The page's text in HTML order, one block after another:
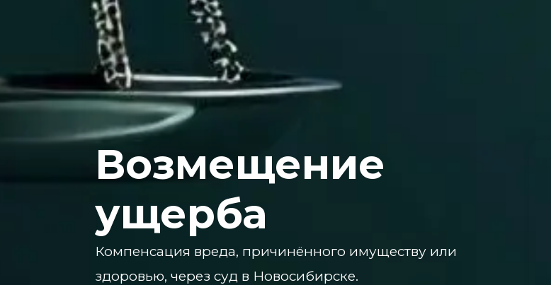
Возмещение
ущерба
Компенсация вреда, причинённого имуществу или
здоровью, через суд в Новосибирске.